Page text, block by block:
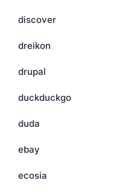
discover
dreikon
drupal
duckduckgo
duda
ebay
ecosia